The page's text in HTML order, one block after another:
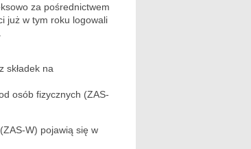
za pośrednictwem
już w tym roku logowali
składek na
osób fizycznych (ZAS-
W) pojawią się w